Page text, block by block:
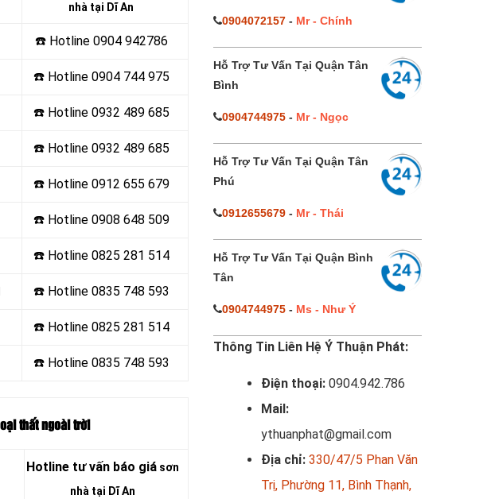
nhà tại Dĩ An
☎️ Hotline 0904 942786
☎️ Hotline 0904 744 975
☎️ Hotline 0932 489 685
☎️ Hotline0932 489 685
☎️ Hotline0912 655 679
☎️ Hotline 0908 648 509
☎️ Hotline0825 281 514
☎️ Hotline0835 748 593
☎️ Hotline0825 281 514
☎️ Hotline0835 748 593
thất ngoài trời
Hotline tư vấn báo giásơn
nhà tại Dĩ An
0904072157- Mr - Chính
Hỗ Trợ Tư Vấn Tại Quận Tân
Bình
0904744975- Mr - Ngọc
Hỗ Trợ Tư Vấn Tại Quận Tân
Phú
0912655679- Mr - Thái
Hỗ Trợ Tư Vấn Tại Quận Bình
Tân
0904744975- Ms - Như Ý
Thông Tin Liên Hệ Ý Thuận Phát:
Điện thoại: 0904.942.786
Mail:
ythuanphat@gmail.com
Địa chỉ: 330/47/5 Phan Văn
Trị, Phường 11, Bình Thạnh,